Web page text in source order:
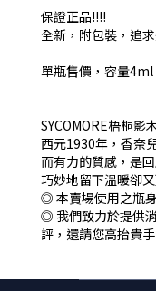
保證正品!!!!
全新，附包裝，追
單瓶售價，容量4ml
SYCOMORE梧桐影
西元1930年，香奈
而有力的質感，是
巧妙地留下溫暖卻
◎ 本賣場使用之瓶
◎ 我們致力於提供
評，還請您高抬貴